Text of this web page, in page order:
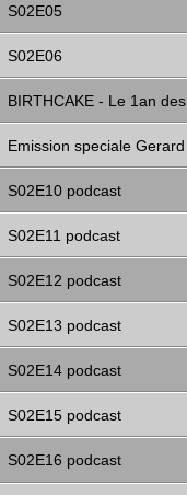
S02E05
S02E06
BIRTHCAKE - Le 1an
Emission speciale
S02E10 podcast
S02E11 podcast
S02E12 podcast
S02E13 podcast
S02E14 podcast
S02E15 podcast
S02E16 podcast